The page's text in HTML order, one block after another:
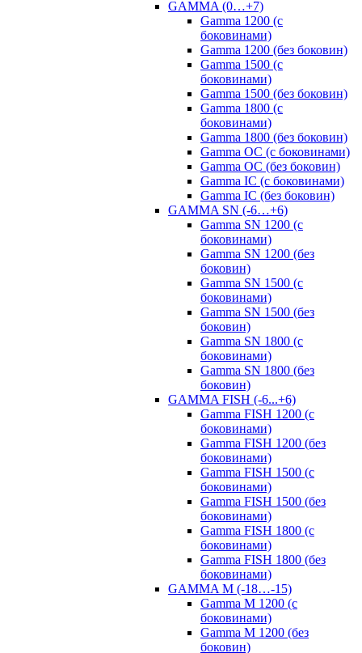
GAMMA (0…+7)
Gamma 1200 (с
боковинами)
Gamma 1200 (без боковин)
Gamma 1500 (с
боковинами)
Gamma 1500 (без боковин)
Gamma 1800 (с
боковинами)
Gamma 1800 (без боковин)
Gamma OC (с боковинами)
Gamma OC (без боковин)
Gamma IC (с боковинами)
Gamma IC (без боковин)
GAMMA SN (-6…+6)
Gamma SN 1200 (с
боковинами)
Gamma SN 1200 (без
боковин)
Gamma SN 1500 (с
боковинами)
Gamma SN 1500 (без
боковин)
Gamma SN 1800 (с
боковинами)
Gamma SN 1800 (без
боковин)
GAMMA FISH (-6...+6)
Gamma FISH 1200 (с
боковинами)
Gamma FISH 1200 (без
боковинами)
Gamma FISH 1500 (с
боковинами)
Gamma FISH 1500 (без
боковинами)
Gamma FISH 1800 (с
боковинами)
Gamma FISH 1800 (без
боковинами)
GAMMA M (-18…-15)
Gamma M 1200 (с
боковинами)
Gamma M 1200 (без
боковин)